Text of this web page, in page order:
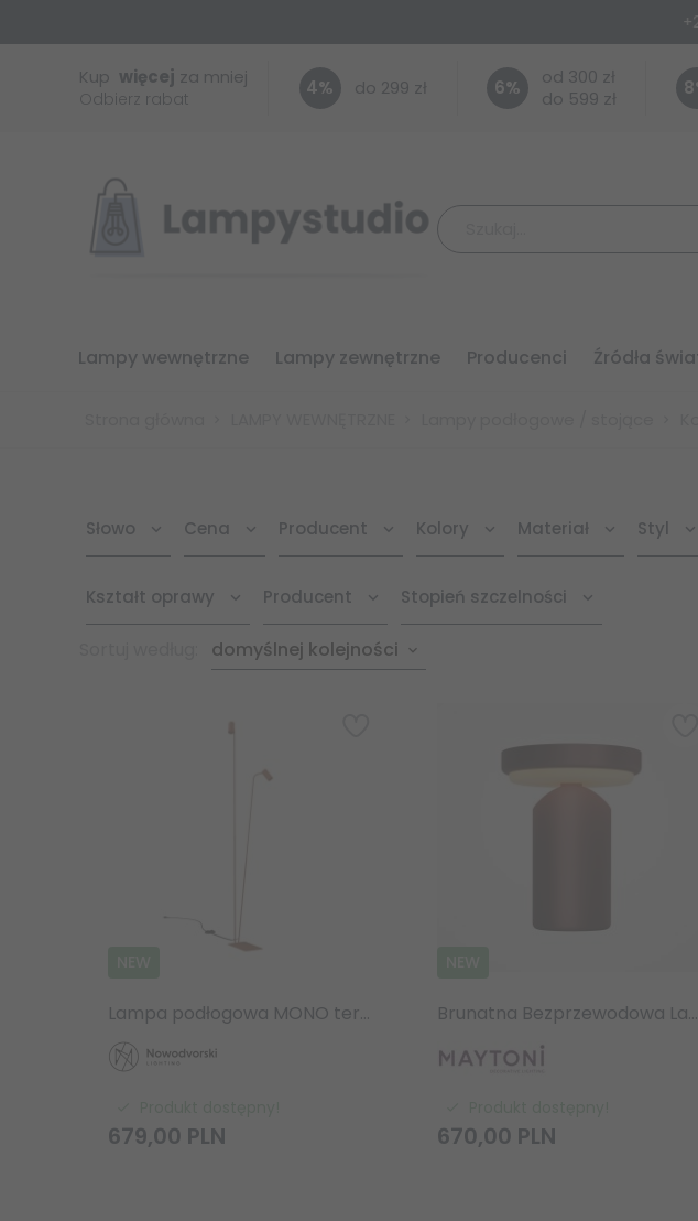
+25
Kup więcej za mniej
Odbierz rabat 4% do 299 zł 6%
od 300 zł
do 599 zł
8
lampy wewnętrzne lampy zewnętrzne producenci źródła
Słowo Cena Producent Kolory Materiał Styl
Kształt oprawy Producent Stopień szczelności
sort
domyślnej kolejności
Lampa podłogowa MONO terakota 12620 Nowodvorski nowoczesna lampa stojąca dwupunktowa regulowana
679,00 PLN
Brunatna Bezprzewodowa Lampa Stołowa LED Maytoni Topo MOD508TL-L5RK 5W 2700K
670,00 PLN